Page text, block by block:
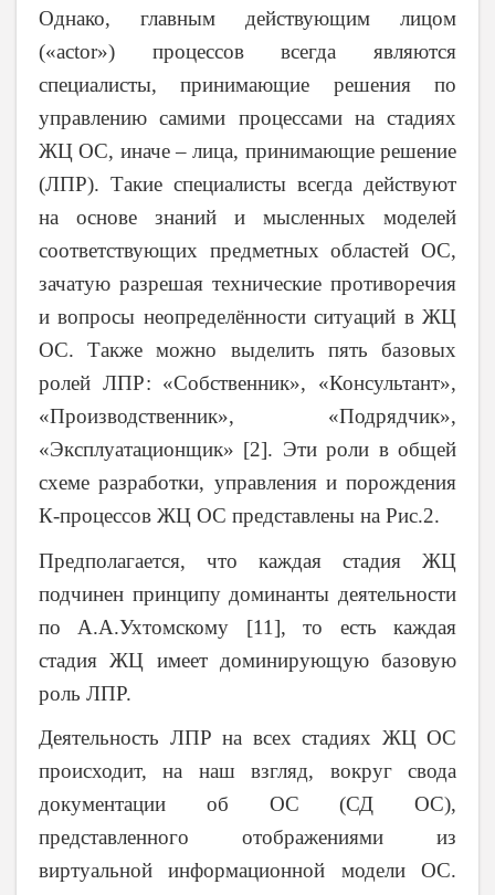
Однако, главным действующим лицом
(«actor») процессов всегда являются
специалисты, принимающие решения по
управлению самими процессами на стадиях
ЖЦ ОС, иначе – лица, принимающие решение
(ЛПР). Такие специалисты всегда действуют
на основе знаний и мысленных моделей
соответствующих предметных областей ОС,
зачатую разрешая технические противоречия
и вопросы неопределённости ситуаций в ЖЦ
ОС. Также можно выделить пять базовых
ролей ЛПР: «Собственник», «Консультант»,
«Производственник», «Подрядчик»,
«Эксплуатационщик» [2]. Эти роли в общей
схеме разработки, управления и порождения
К-процессов ЖЦ ОС представлены на Рис.2.
Предполагается, что каждая стадия ЖЦ
подчинен принципу доминанты деятельности
по А.А.Ухтомскому [11], то есть каждая
стадия ЖЦ имеет доминирующую базовую
роль ЛПР.
Деятельность ЛПР на всех стадиях ЖЦ ОС
происходит, на наш взгляд, вокруг свода
документации об ОС (СД ОС),
представленного отображениями из
виртуальной информационной модели ОС.